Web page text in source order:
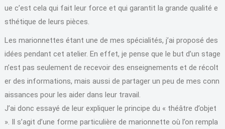
ue c’est cela qui fait leur force et qui garantit la grande qualité e
sthétique de leurs pièces.
Les marionnettes étant une de mes spécialités, j’ai proposé des
idées pendant cet atelier. En effet, je pense que le but d’un stage
n’est pas seulement de recevoir des enseignements et de récolt
er des informations, mais aussi de partager un peu de mes conn
aissances pour les aider dans leur travail.
J’ai donc essayé de leur expliquer le principe du « théâtre d’objet
». Il s’agit d’une forme particulière de marionnette où l’on rempla